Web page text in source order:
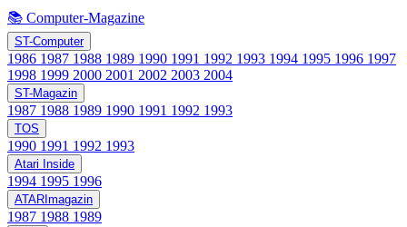
📚 Computer-Magazine
ST-Computer
1986 1987 1988 1989 1990 1991 1992 1993 1994 1995 1996 1997
1998 1999 2000 2001 2002 2003 2004
ST-Magazin
1987 1988 1989 1990 1991 1992 1993
TOS
1990 1991 1992 1993
Atari Inside
1994 1995 1996
ATARImagazin
1987 1988 1989